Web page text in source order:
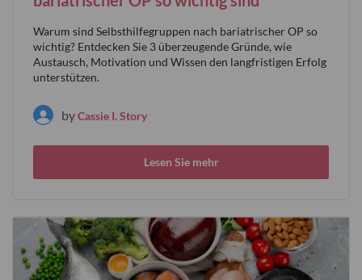
Warum sind Selbsthilfegruppen nach bariatrischer OP so
wichtig? Entdecken Sie 3 überzeugende Gründe, wie
Austausch, Motivation und Wissen den langfristigen Erfolg
unterstützen.
byCassie I. Story
Lesen Sie mehr